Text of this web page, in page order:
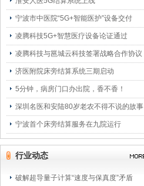
宁波市中医院“5G+智能医护”设备交付
凌腾科技5G+智慧医疗设备论证通过
凌腾科技与邕城云科技签署战略合作协议
济医附院床旁结算系统三期启动
5分钟，病房门口办出院，香不香！
深圳名医和安陆80岁老农不得不说的故事
宁波首个床旁结算服务在九院运行
行业动态
破解超导量子计算“速度与保真度”矛盾